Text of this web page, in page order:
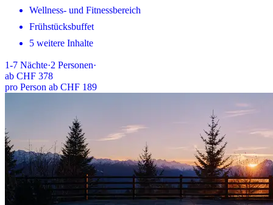
Wellness- und Fitnessbereich
Frühstücksbuffet
5 weitere Inhalte
1-7 Nächte·2 Personen·
ab CHF 378
pro Person ab CHF 189